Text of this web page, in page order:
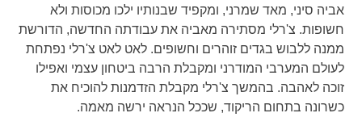
אביה סיני, מאד שמרני, ומקפיד שבנותיו ילכו מכוסות ולא
חשופות. צ'רלי מסתירה מאביה את עבודתה החדשה, הדורשת
ממנה ללבוש בגדים זוהרים וחשופים. לאט לאט צ'רלי נפתחת
לעולם המערבי המודרני ומקבלת הרבה ביטחון עצמי ואפילו
זוכה לאהבה. בהמשך צ'רלי מקבלת הזדמנות להוכיח את
כשרונה בתחום הריקוד, שככל הנראה ירשה מאמה.